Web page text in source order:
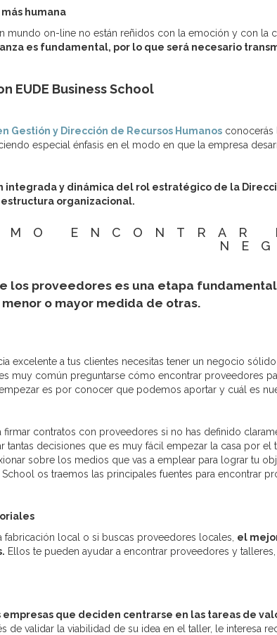
humana
mundo on-line no están reñidos con la emoción y con la
es fundamental, por lo que será necesario
EUDE Business School
Gestión y Dirección de Recursos Humanos conocerás
especial énfasis en el modo en que la empresa
integrada y dinámica del rol estratégico de la
estructura organizacional.
ENCONTRAR
los proveedores es una etapa
o mayor medida de otras.
excelente a tus clientes necesitas tener un negocio
muy común preguntarse cómo encontrar proveedores
es por conocer que podemos aportar y cuál es
firmar contratos con proveedores si no has definido
tantas decisiones que es muy fácil empezar la casa por
sobre los medios que vas a emplear para lograr tu
School os traemos las principales fuentes para encontrar
fabricación local o si buscas proveedores locales, el
Ellos te pueden ayudar a encontrar proveedores y
empresas que deciden centrarse en las tareas de
de validar la viabilidad de su idea en el taller, le interesa